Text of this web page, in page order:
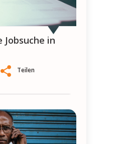
Teilen